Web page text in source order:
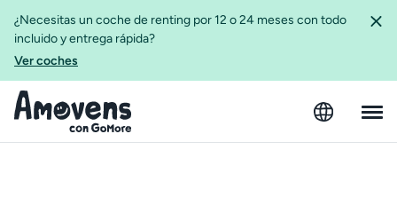
¿Necesitas un coche de renting por 12 o 24 meses con todo
incluido y entrega rápida?
Ver coches